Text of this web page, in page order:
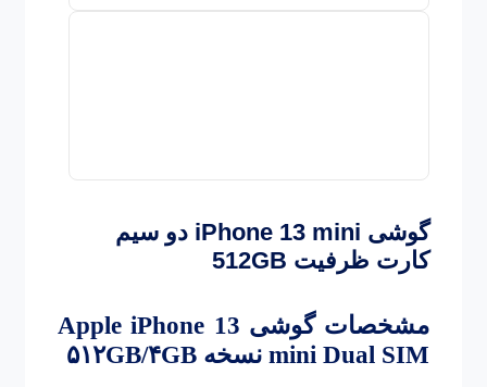
گوشی iPhone 13 mini دو سیم‌
کارت ظرفیت 512GB
مشخصات گوشی Apple iPhone 13
mini Dual SIM نسخه ۵۱۲GB/۴GB